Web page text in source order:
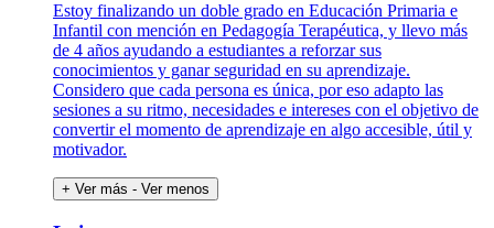
Estoy finalizando un doble grado en Educación Primaria e
Infantil con mención en Pedagogía Terapéutica, y llevo más
de 4 años ayudando a estudiantes a reforzar sus
conocimientos y ganar seguridad en su aprendizaje.
Considero que cada persona es única, por eso adapto las
sesiones a su ritmo, necesidades e intereses con el objetivo de
convertir el momento de aprendizaje en algo accesible, útil y
motivador.
+ Ver más - Ver menos